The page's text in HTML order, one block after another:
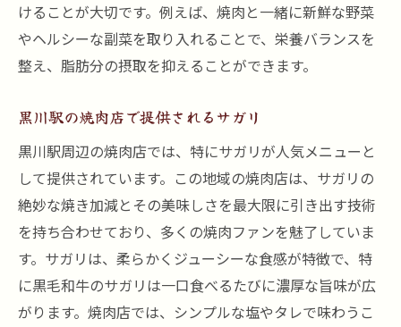
けることが大切です。例えば、焼肉と一緒に新鮮な野菜
やヘルシーな副菜を取り入れることで、栄養バランスを
整え、脂肪分の摂取を抑えることができます。
黒川駅の焼肉店で提供されるサガリ
黒川駅周辺の焼肉店では、特にサガリが人気メニューと
して提供されています。この地域の焼肉店は、サガリの
絶妙な焼き加減とその美味しさを最大限に引き出す技術
を持ち合わせており、多くの焼肉ファンを魅了していま
す。サガリは、柔らかくジューシーな食感が特徴で、特
に黒毛和牛のサガリは一口食べるたびに濃厚な旨味が広
がります。焼肉店では、シンプルな塩やタレで味わうこ